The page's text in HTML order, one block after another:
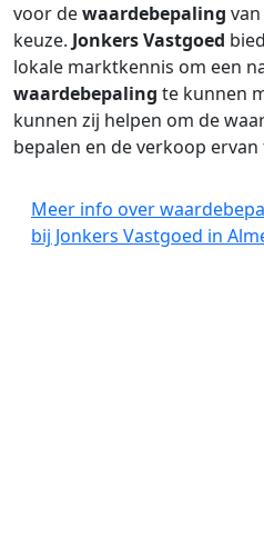
voor dewaardebepaling
keuze. Jonkers Vastgoed
lokale marktkennis om een
waardebepaling te kunnen
kunnen zij helpen om de
bepalen en de verkoop ervan
Meer info over
bij Jonkers Vastgoed in